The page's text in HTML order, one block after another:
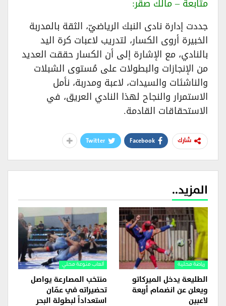
متابعة – مالك صقر:
جددت إدارة نادى النبك الرياضيّ، الثقة بالمدربة
الخبيرة أروى الكسار، لتدريب لاعبات كرة اليد
بالنادي، مع الإشارة إلى أن الكسار حققت العديد
من الإنجازات والبطولات على مُستوى الشبلات
والناشئات والسيدات، لاعبة ومدربة، نأمل
الاستمرار والنجاح لهذا النادي العريق، في
الاستحقاقات القادمة.
شارك Facebook
Twitter
المزيد..
رياضة محلية
الطليعة يدخل الميركاتو
ويعلن عن انضمام أربعة
لاعبين
ألعاب منوعة محلي
منتخب المصارعة يواصل
تحضيراته في عمّان
استعداداً لبطولة البحر